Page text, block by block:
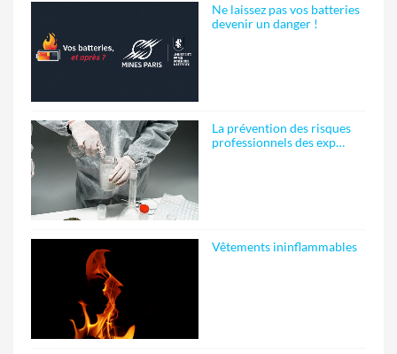
Ne laissez pas vos batteries
devenir un danger !
La prévention des risques
professionnels des exp…
Vêtements ininflammables